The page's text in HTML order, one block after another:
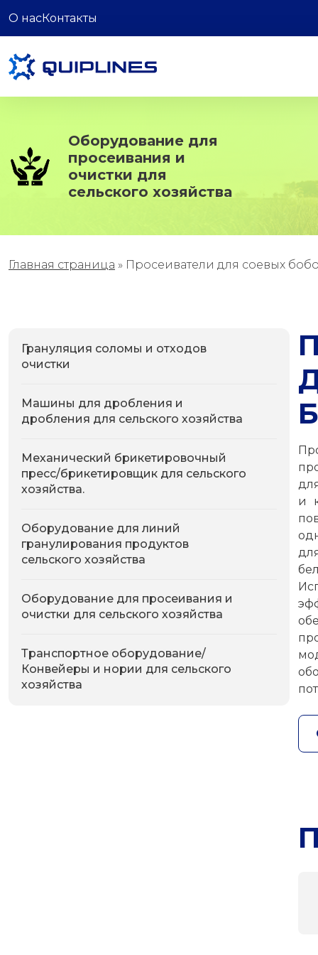
О насКонтакты
Оборудование для
просеивания и
очистки для
сельского хозяйства
Главная страница » Просеиватели для соевых
Грануляция соломы и отходов
очистки
Машины для дробления и
дробления для сельского хозяйства
Механический брикетировочный
пресс/брикетировщик для сельского
хозяйства.
Оборудование для линий
гранулирования продуктов
сельского хозяйства
Оборудование для просеивания и
очистки для сельского хозяйства
Транспортное оборудование/
Конвейеры и нории для сельского
хозяйства
и